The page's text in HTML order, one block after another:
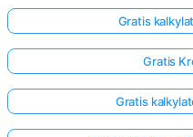
Gratis
Gratis
Gratis